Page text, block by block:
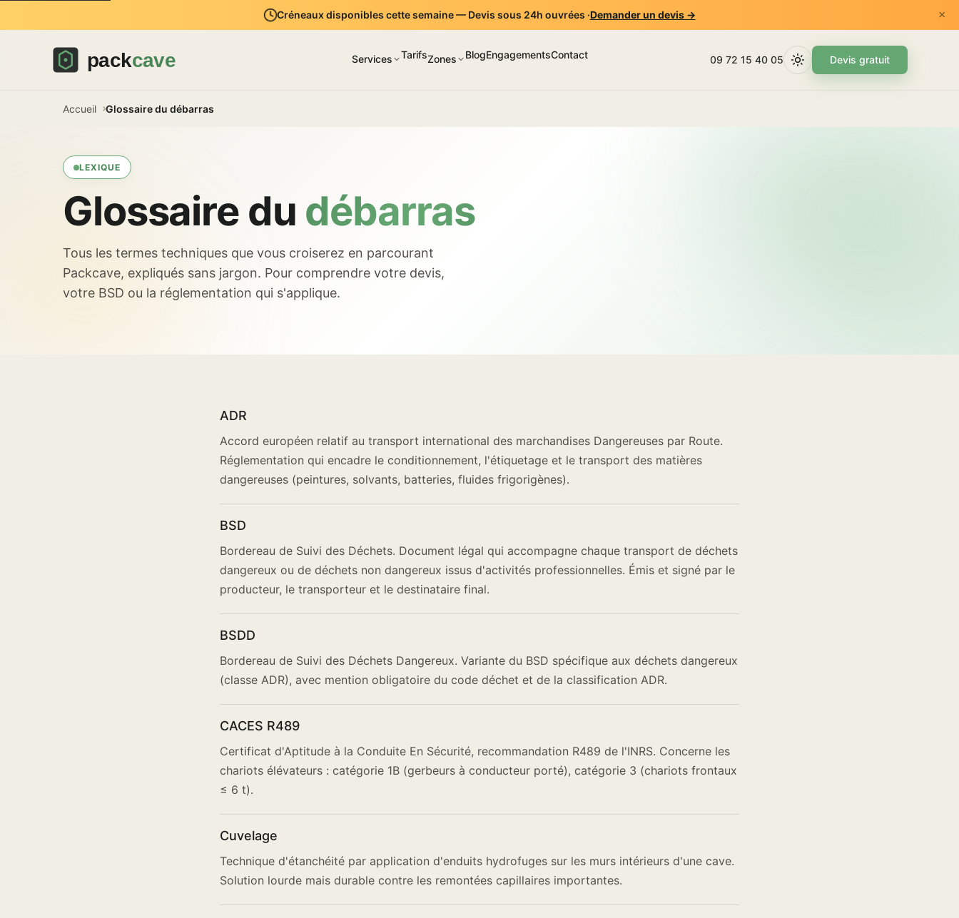
Créneaux disponibles cette semaine — Devis sous 24h ouvrées ·Demander un devis → ×
Services TarifsZones BlogEngagementsContact 09 72 15 40 05 Devis gratuit
Accueil Glossaire du débarras
LEXIQUE
Glossaire du débarras
Tous les termes techniques que vous croiserez en parcourant
Packcave, expliqués sans jargon. Pour comprendre votre devis,
votre BSD ou la réglementation qui s'applique.
ADR
Accord européen relatif au transport international des marchandises Dangereuses par Route.
Réglementation qui encadre le conditionnement, l'étiquetage et le transport des matières
dangereuses (peintures, solvants, batteries, fluides frigorigènes).
BSD
Bordereau de Suivi des Déchets. Document légal qui accompagne chaque transport de déchets
dangereux ou de déchets non dangereux issus d'activités professionnelles. Émis et signé par le
producteur, le transporteur et le destinataire final.
BSDD
Bordereau de Suivi des Déchets Dangereux. Variante du BSD spécifique aux déchets dangereux
(classe ADR), avec mention obligatoire du code déchet et de la classification ADR.
CACES R489
Certificat d'Aptitude à la Conduite En Sécurité, recommandation R489 de l'INRS. Concerne les
chariots élévateurs : catégorie 1B (gerbeurs à conducteur porté), catégorie 3 (chariots frontaux
≤ 6 t).
Cuvelage
Technique d'étanchéité par application d'enduits hydrofuges sur les murs intérieurs d'une cave.
Solution lourde mais durable contre les remontées capillaires importantes.